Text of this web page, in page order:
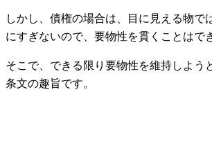
しかし、債権の場合は、目に見える物で
にすぎないので、要物性を貫くことはで
そこで、できる限り要物性を維持しよう
条文の趣旨です。